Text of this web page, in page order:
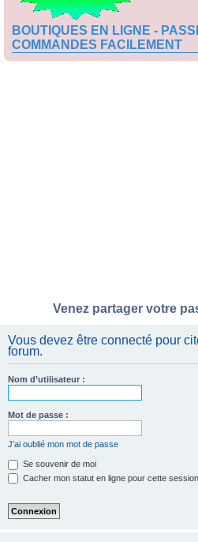
BOUTIQUES EN LIGNE -
COMMANDES FACILEMENT
Venez partager votre
Vous devez être connecté pour
forum.
Nom d’utilisateur :
Mot de passe :
J’ai oublié mon mot de passe
Se souvenir de moi
Cacher mon statut en ligne pour cette session